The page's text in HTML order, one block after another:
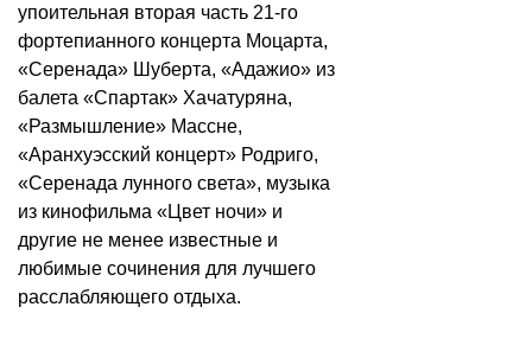
упоительная вторая часть 21-го
фортепианного концерта Моцарта,
«Серенада» Шуберта, «Адажио» из
балета «Спартак» Хачатуряна,
«Размышление» Массне,
«Аранхуэсский концерт» Родриго,
«Серенада лунного света», музыка
из кинофильма «Цвет ночи» и
другие не менее известные и
любимые сочинения для лучшего
расслабляющего отдыха.